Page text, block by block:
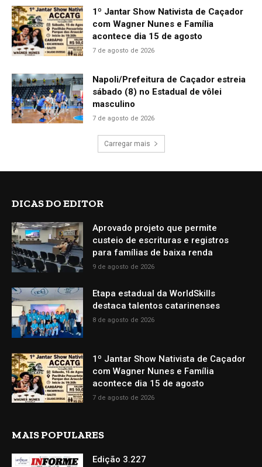
1º Jantar Show Nativista de Caçador
com Wagner Nunes e Família
acontece dia 15 de agosto
7 de agosto de 2026
Napoli/Prefeitura de Caçador estreia
sábado (8) no Estadual de vôlei
masculino
7 de agosto de 2026
Carregar mais
DICAS DO EDITOR
Aprovado projeto que permite
custeio de escrituras e registros
para famílias de baixa renda
9 de agosto de 2026
Etapa estadual da WorldSkills
destaca talentos catarinenses
8 de agosto de 2026
1º Jantar Show Nativista de Caçador
com Wagner Nunes e Família
acontece dia 15 de agosto
7 de agosto de 2026
MAIS POPULARES
Edição 3.227